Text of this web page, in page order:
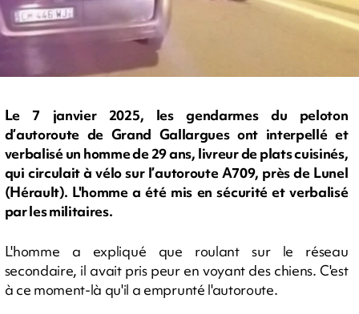
Le 7 janvier 2025, les gendarmes du peloton
d’autoroute de Grand Gallargues ont interpellé et
verbalisé un homme de 29 ans, livreur de plats cuisinés,
qui circulait à vélo sur l’autoroute A709, près de Lunel
(Hérault). L'homme a été mis en sécurité et verbalisé
par les militaires.
L'homme a expliqué que roulant sur le réseau
secondaire, il avait pris peur en voyant des chiens. C'est
à ce moment-là qu'il a emprunté l'autoroute.